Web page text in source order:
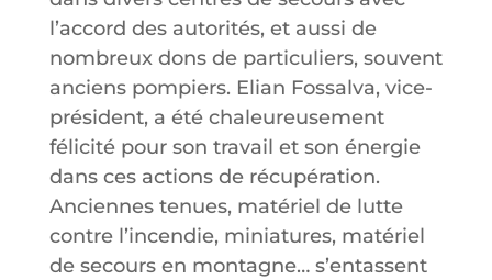
l’accord des autorités, et aussi de
nombreux dons de particuliers, souvent
anciens pompiers. Elian Fossalva, vice-
président, a été chaleureusement
félicité pour son travail et son énergie
dans ces actions de récupération.
Anciennes tenues, matériel de lutte
contre l’incendie, miniatures, matériel
de secours en montagne… s’entassent